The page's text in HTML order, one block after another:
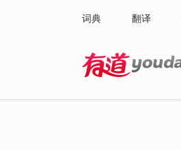
词典 翻译